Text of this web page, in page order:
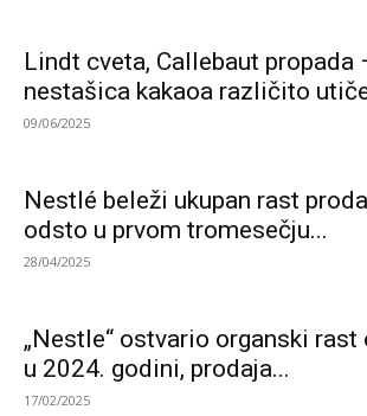
Lindt cveta, Callebaut propada
nestašica kakaoa različito
09/06/2025
Nestlé beleži ukupan rast
odsto u prvom tromesečju...
28/04/2025
„Nestle“ ostvario organski rast
u 2024. godini, prodaja...
17/02/2025